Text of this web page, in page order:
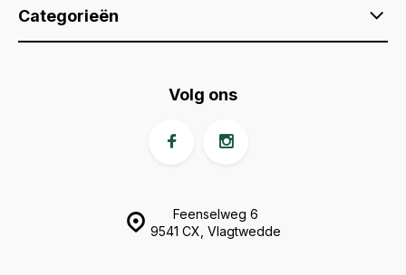
Categorieën
Feenselweg 6
9541 CX, Vlagtwedde
Volg ons